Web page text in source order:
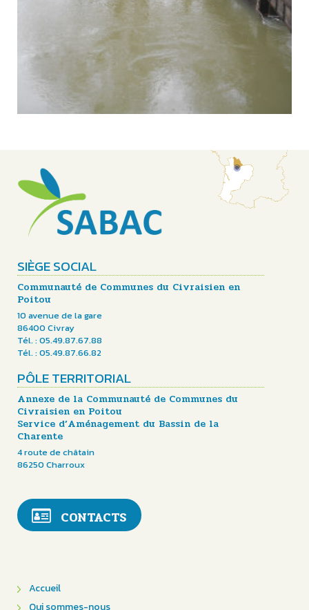
SIÈGE SOCIAL
Communauté de Communes du Civraisien en
Poitou
10 avenue de la gare
86400 Civray
Tél. : 05.49.87.67.88
Tél. : 05.49.87.66.82
PÔLE TERRITORIAL
Annexe de la Communauté de Communes du
Civraisien en Poitou
Service d’Aménagement du Bassin de la
Charente
4 route de châtain
86250 Charroux
CONTACTS
Accueil
Qui sommes-nous